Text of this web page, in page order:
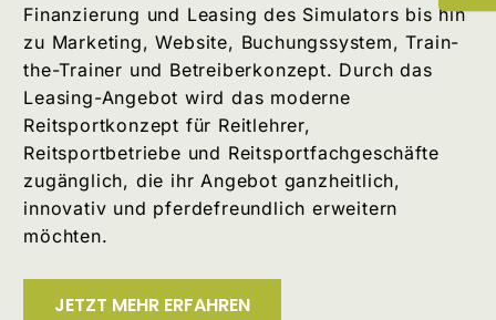
Finanzierung und Leasing des Simulators bis hin
zu Marketing, Website, Buchungssystem, Train-
the-Trainer und Betreiberkonzept. Durch das
Leasing-Angebot wird das moderne
Reitsportkonzept für Reitlehrer,
Reitsportbetriebe und Reitsportfachgeschäfte
zugänglich, die ihr Angebot ganzheitlich,
innovativ und pferdefreundlich erweitern
möchten.
JETZT MEHR ERFAHREN